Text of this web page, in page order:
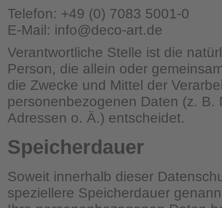
Telefon: +49 (0) 7083 5001-0
E-Mail: info@deco-art.de
Verantwortliche Stelle ist die
Person, die allein oder
die Zwecke und Mittel der
personenbezogenen Daten (z. B.
Adressen o. Ä.) entscheidet.
Speicherdauer
Soweit innerhalb dieser
speziellere Speicherdauer